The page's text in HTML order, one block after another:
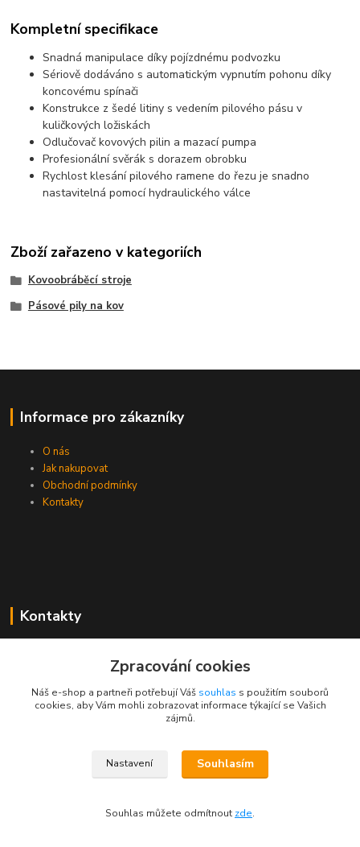
Kompletní specifikace
Snadná manipulace díky pojízdnému podvozku
Sériově dodáváno s automatickým vypnutím pohonu díky
koncovému spínači
Konstrukce z šedé litiny s vedením pilového pásu v
kuličkových ložiskách
Odlučovač kovových pilin a mazací pumpa
Profesionální svěrák s dorazem obrobku
Rychlost klesání pilového ramene do řezu je snadno
nastavitelná pomocí hydraulického válce
Zboží zařazeno v kategoriích
Kovoobráběcí stroje
Pásové pily na kov
Informace pro zákazníky
O nás
Jak nakupovat
Obchodní podmínky
Kontakty
Kontakty
+420 733 530 378
(Po-Pá, 8-15 hod.)
© 2023 PEVA.cz
Zpracování cookies
Náš e-shop a partneři potřebují Váš souhlas s použitím souborů
cookies, aby Vám mohli zobrazovat informace týkající se Vašich
zájmů.
Nastavení Souhlasím
Souhlas můžete odmítnout zde.